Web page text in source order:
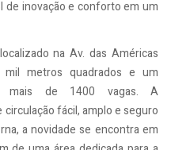
de inovação e conforto em um
na Av. das Américas
metros quadrados e um
mais de 1400 vagas. A
fácil, amplo e seguro
a novidade se encontra em